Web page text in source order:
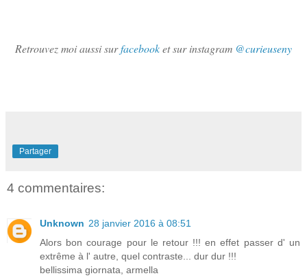
Retrouvez moi aussi surfacebooket sur instagram @curieuseny
Partager
4 commentaires:
Unknown 28 janvier 2016 à 08:51
Alors bon courage pour le retour !!! en effet passer d' un
extrême à l' autre, quel contraste... dur dur !!!
bellissima giornata, armella